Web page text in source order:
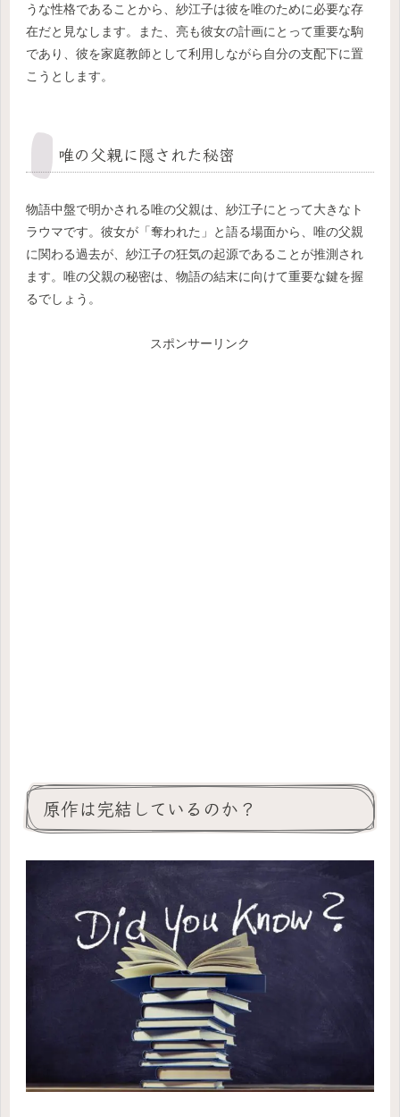
うな性格であることから、紗江子は彼を唯のために必要な存
在だと見なします。また、亮も彼女の計画にとって重要な駒
であり、彼を家庭教師として利用しながら自分の支配下に置
こうとします。
唯の父親に隠された秘密
物語中盤で明かされる唯の父親は、紗江子にとって大きなト
ラウマです。彼女が「奪われた」と語る場面から、唯の父親
に関わる過去が、紗江子の狂気の起源であることが推測され
ます。唯の父親の秘密は、物語の結末に向けて重要な鍵を握
るでしょう。
スポンサーリンク
原作は完結しているのか？